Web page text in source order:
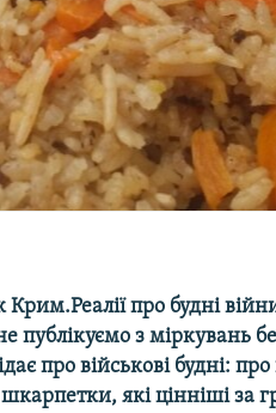
про будні
публікуємо з міркувань
про військові будні:
які цінніші за